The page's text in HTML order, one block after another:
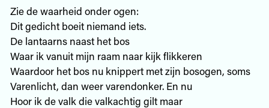
Zie de waarheid onder ogen:
Dit gedicht boeit niemand iets.
De lantaarns naast het bos
Waar ik vanuit mijn raam naar kijk flikkeren
Waardoor het bos nu knippert met zijn bosogen, soms
Varenlicht, dan weer varendonker. En nu
Hoor ik de valk die valkachtig gilt maar